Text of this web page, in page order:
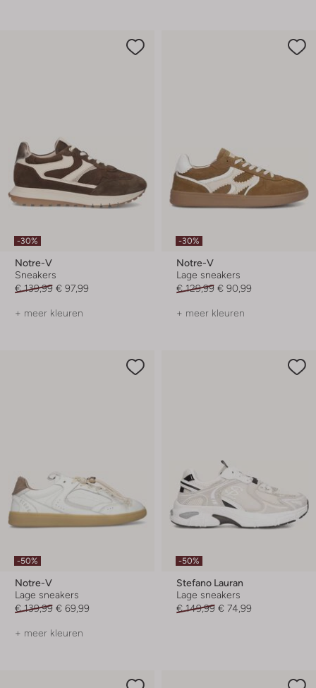
-30%
Notre-V
Sneakers
€ 139,99 € 97,99
+ meer kleuren
-30%
Notre-V
Lage sneakers
€ 129,99 € 90,99
+ meer kleuren
-50%
Notre-V
Lage sneakers
€ 139,99 € 69,99
+ meer kleuren
-50%
Stefano Lauran
Lage sneakers
€ 149,99 € 74,99